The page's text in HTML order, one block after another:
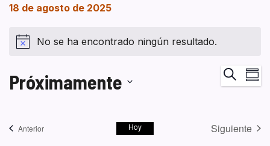
18 de agosto de 2025
No se ha encontrado ningún resultado.
Buscar
de
de
Próximamente
AnteriorEventos Hoy
Siguiente